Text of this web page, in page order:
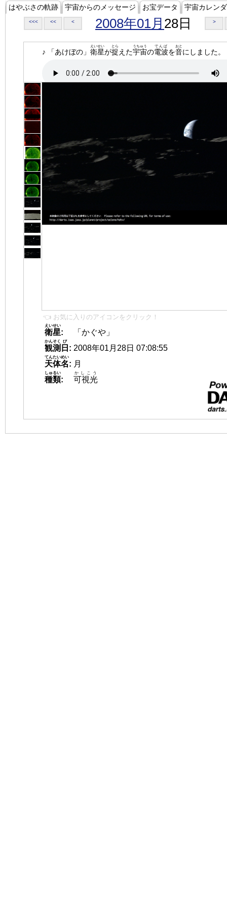
はやぶさの軌跡 宇宙からのメッセージ お宝データ 宇宙カレン
<<< << < 2008年01月 28日 >
♪ 「あけぼの」 衛星
えいせい
が捉
とら
えた宇宙
うちゅう
の電波
でんぱ
を音
おと
にしました。
👈 お気に入りのアイコンをクリック！
衛星
えいせい
:
「かぐや」
観測
かんそく
日
び
: 2008年01月28日 07:08:55
天体名
てんたいめい
: 月
種類
しゅるい
: 可視光
かしこう